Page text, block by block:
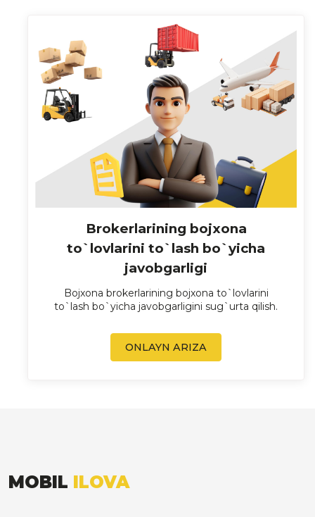
Brokerlarining bojxona
to`lovlarini to`lash bo`yicha
javobgarligi
Bojxona brokerlarining bojxona to`lovlarini
to`lash bo`yicha javobgarligini sug`urta qilish.
ONLAYN ARIZA
MOBIL ILOVA